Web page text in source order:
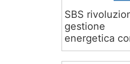
SBS
gestione
energetica